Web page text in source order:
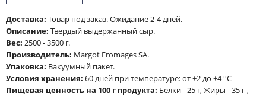
Доставка: Товар под заказ. Ожидание 2-4 дней.
Описание: Твердый выдержанный сыр.
Вес: 2500 - 3500 г.
Производитель: Margot Fromages SA.
Упаковка: Вакуумный пакет.
Условия хранения: 60 дней при температуре: от +2 до +4 °C
Пищевая ценность на 100 г продукта: Белки - 25 г, Жиры - 35 г ,